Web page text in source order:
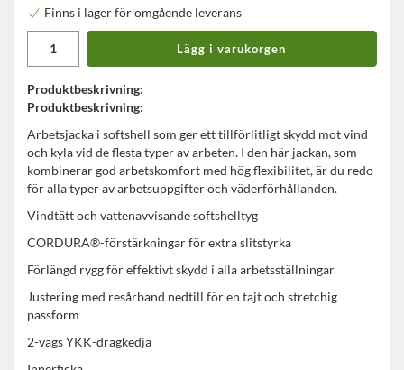
Finns i lager för omgående leverans
Lägg i varukorgen
Produktbeskrivning:
Produktbeskrivning:
Arbetsjacka i softshell som ger ett tillförlitligt skydd mot vind
och kyla vid de flesta typer av arbeten. I den här jackan, som
kombinerar god arbetskomfort med hög flexibilitet, är du redo
för alla typer av arbetsuppgifter och väderförhållanden.
Vindtätt och vattenavvisande softshelltyg
CORDURA®-förstärkningar för extra slitstyrka
Förlängd rygg för effektivt skydd i alla arbetsställningar
Justering med resårband nedtill för en tajt och stretchig
passform
2-vägs YKK-dragkedja